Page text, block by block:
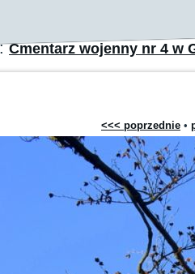
Cmentarz wojenny nr 4 w
<<< poprzednie •